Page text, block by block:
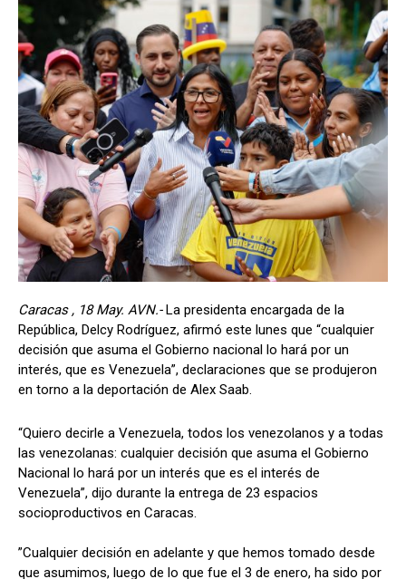
Caracas , 18 May. AVN.-La presidenta encargada de la
República, Delcy Rodríguez, afirmó este lunes que “cualquier
decisión que asuma el Gobierno nacional lo hará por un
interés, que es Venezuela”, declaraciones que se produjeron
en torno a la deportación de Alex Saab.
“Quiero decirle a Venezuela, todos los venezolanos y a todas
las venezolanas: cualquier decisión que asuma el Gobierno
Nacional lo hará por un interés que es el interés de
Venezuela”, dijo durante la entrega de 23 espacios
socioproductivos en Caracas.
”Cualquier decisión en adelante y que hemos tomado desde
que asumimos, luego de lo que fue el 3 de enero, ha sido por